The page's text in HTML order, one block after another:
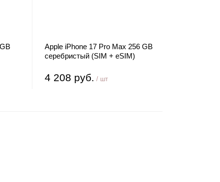
Apple iPhone 17 Pro Max 256 GB
серебристый (SIM + eSIM)
4 208 руб. / шт